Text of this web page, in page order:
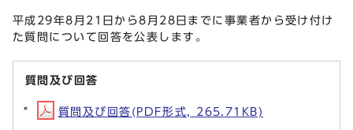
平成29年8月21日から8月28日までに事業者から受け付け
た質問について回答を公表します。
質問及び回答
質問及び回答(PDF形式, 265.71KB)